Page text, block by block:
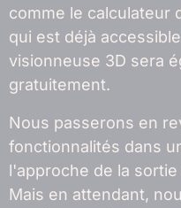
comme le calculateur
qui est déjà
visionneuse 3D sera
gratuitement.
Nous passerons en
fonctionnalités dans
l'approche de la
Mais en attendant,